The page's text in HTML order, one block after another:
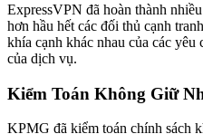
ExpressVPN đã hoàn thành
hơn hầu hết các đối thủ cạnh
khía cạnh khác nhau của các
của dịch vụ.
Kiểm Toán Không Giữ
KPMG đã kiểm toán chính sách